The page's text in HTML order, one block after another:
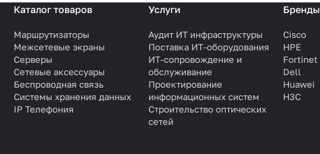
Каталог товаров
Маршрутизаторы
Межсетевые экраны
Серверы
Сетевые аксессуары
Беспроводная связь
Системы хранения данных
IP Телефония
Услуги
Аудит ИТ инфраструктуры
Поставка ИТ-оборудования
ИТ-сопровождение и
обслуживание
Проектирование
информационных систем
Строительство оптических
сетей
Бренды
Cisco
HPE
Fortinet
Dell
Huawei
H3C